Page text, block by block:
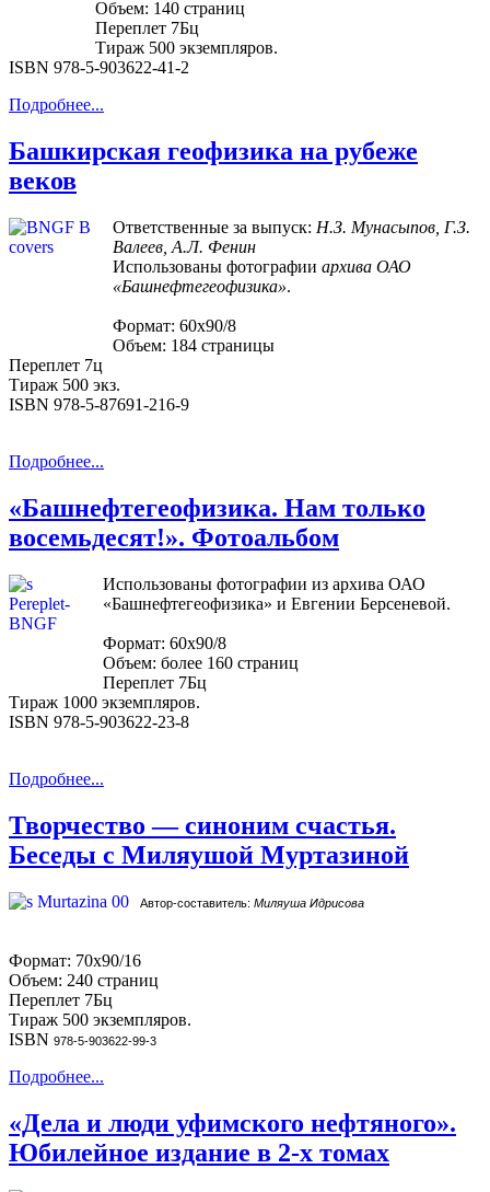
Объем: 140 страниц
Переплет 7Бц
Тираж 500 экземпляров.
ISBN 978-5-903622-41-2
Подробнее...
Башкирская геофизика на рубеже
веков
Ответственные за выпуск: Н.З. Мунасыпов, Г.З.
Валеев, А.Л. Фенин
Использованы фотографии архива ОАО
«Башнефтегеофизика».
Формат: 60х90/8
Объем: 184 страницы
Переплет 7ц
Тираж 500 экз.
ISBN 978-5-87691-216-9
Подробнее...
«Башнефтегеофизика. Нам только
восемьдесят!». Фотоальбом
Использованы фотографии из архива ОАО
«Башнефтегеофизика» и Евгении Берсеневой.
Формат: 60х90/8
Объем: более 160 страниц
Переплет 7Бц
Тираж 1000 экземпляров.
ISBN 978-5-903622-23-8
Подробнее...
Творчество — синоним счастья.
Беседы с Миляушой Муртазиной
Автор-составитель: Миляуша Идрисова
Формат: 70х90/16
Объем: 240 страниц
Переплет 7Бц
Тираж 500 экземпляров.
ISBN 978-5-903622-99-3
Подробнее...
«Дела и люди уфимского нефтяного».
Юбилейное издание в 2-х томах